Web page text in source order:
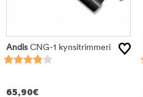
AndisCNG-1 kynsitrimmeri
65,90€